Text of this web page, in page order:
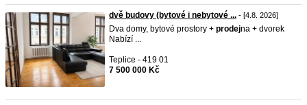
dvě budovy (bytové i nebytové ... - [4.8. 2026]
Dva domy, bytové prostory + prodejna + dvorek
Nabízí ...
Teplice - 419 01
7 500 000 Kč